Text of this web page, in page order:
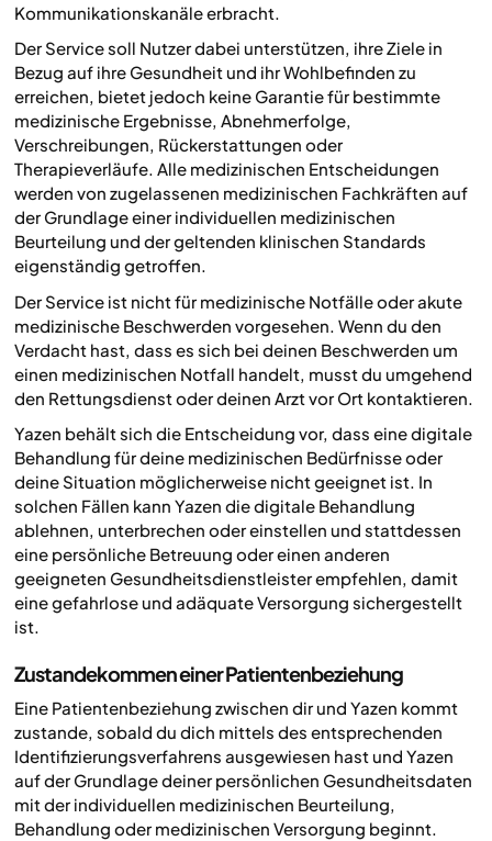
Kommunikationskanäle erbracht.
Der Service soll Nutzer dabei unterstützen, ihre Ziele in
Bezug auf ihre Gesundheit und ihr Wohlbefinden zu
erreichen, bietet jedoch keine Garantie für bestimmte
medizinische Ergebnisse, Abnehmerfolge,
Verschreibungen, Rückerstattungen oder
Therapieverläufe. Alle medizinischen Entscheidungen
werden von zugelassenen medizinischen Fachkräften auf
der Grundlage einer individuellen medizinischen
Beurteilung und der geltenden klinischen Standards
eigenständig getroffen.
Der Service ist nicht für medizinische Notfälle oder akute
medizinische Beschwerden vorgesehen. Wenn du den
Verdacht hast, dass es sich bei deinen Beschwerden um
einen medizinischen Notfall handelt, musst du umgehend
den Rettungsdienst oder deinen Arzt vor Ort kontaktieren.
Yazen behält sich die Entscheidung vor, dass eine digitale
Behandlung für deine medizinischen Bedürfnisse oder
deine Situation möglicherweise nicht geeignet ist. In
solchen Fällen kann Yazen die digitale Behandlung
ablehnen, unterbrechen oder einstellen und stattdessen
eine persönliche Betreuung oder einen anderen
geeigneten Gesundheitsdienstleister empfehlen, damit
eine gefahrlose und adäquate Versorgung sichergestellt
ist.
Zustandekommen einer Patientenbeziehung
Eine Patientenbeziehung zwischen dir und Yazen kommt
zustande, sobald du dich mittels des entsprechenden
Identifizierungsverfahrens ausgewiesen hast und Yazen
auf der Grundlage deiner persönlichen Gesundheitsdaten
mit der individuellen medizinischen Beurteilung,
Behandlung oder medizinischen Versorgung beginnt.